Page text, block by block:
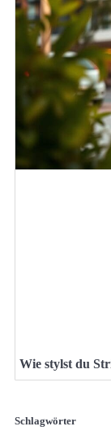
Wie stylst du
Schlagwörter